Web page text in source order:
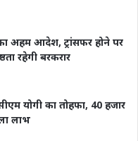
अहम आदेश, ट्रांसफर होने पर
रहेगी बरकरार
योगी का तोहफा, 40 हजार
लाभ